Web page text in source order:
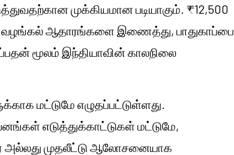
முக்கியமான படியாகும். ₹12,500
வழங்கல் ஆதாரங்களை இணைத்து, பாதுகாப்பை
மூலம் இந்தியாவின் காலநிலை
மட்டுமே எழுதப்பட்டுள்ளது.
எடுத்துக்காட்டுகள் மட்டுமே,
அல்லது முதலீட்டு ஆலோசனையாக